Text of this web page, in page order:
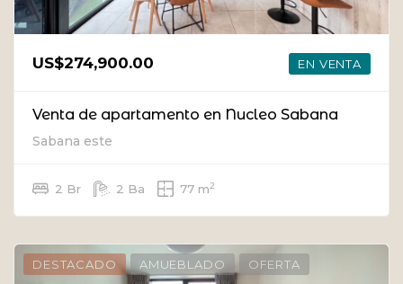
US$274,900.00 EN VENTA
Venta de apartamento en Nucleo Sabana
Sabana este
2 Br 2 Ba 77 m2
DESTACADO AMUEBLADO OFERTA